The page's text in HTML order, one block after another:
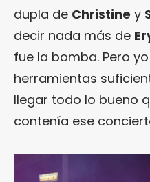
dupla de Christine y
decir nada más de
fue la bomba. Pero
herramientas
llegar todo lo bueno
contenía ese